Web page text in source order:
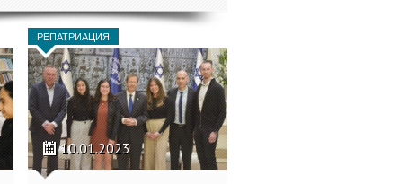
РЕПАТРИАЦИЯ
10.01.2023